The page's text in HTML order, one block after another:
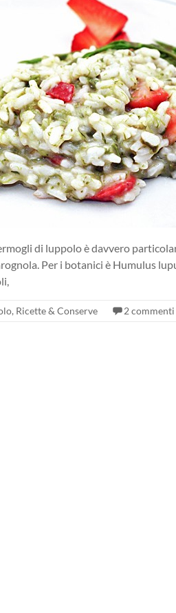
di luppolo è davvero
Per i botanici è Humulus
, Ricette & Conserve 2 commenti